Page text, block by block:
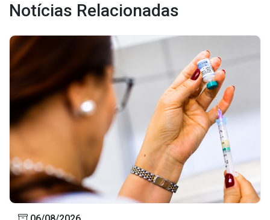
Outros
Downloads
Contato
Página Inicial
Notícias Relacionadas